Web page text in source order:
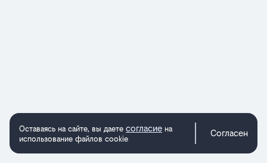
Оставаясь на сайте, вы даете согласие на
использование файлов cookie
Согласен